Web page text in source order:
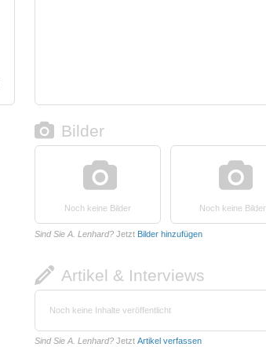
Bilder
Noch keine Bilder Noch keine Bilder
Sind Sie A. Lenhard? Jetzt Bilder hinzufügen
Artikel & Interviews
Noch keine Inhalte veröffentlicht
Sind Sie A. Lenhard? Jetzt Artikel verfassen